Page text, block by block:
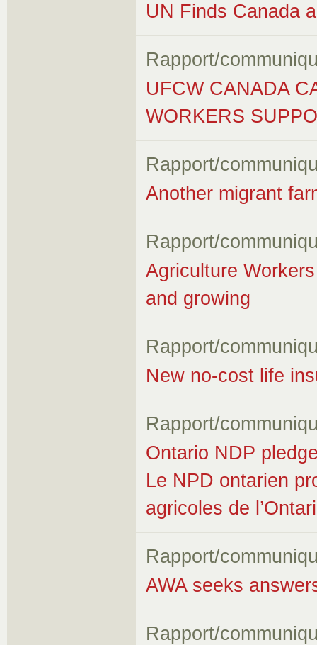
UN Finds Canada
Rapport/
UFCW CANADA
WORKERS
Rapport/
Another migrant
Rapport/
Agriculture
and growing
Rapport/
New no-cost life
Rapport/
Ontario NDP
Le NPD ontarien
agricoles de
Rapport/
AWA seeks
Rapport/